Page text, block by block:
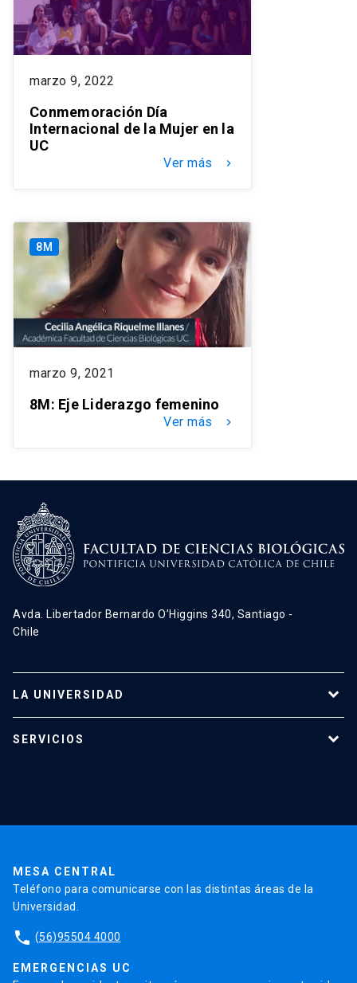
marzo 9, 2022
Conmemoración Día
Internacional de la Mujer en la
UC
Ver más keyboard_arrow_right
8M
marzo 9, 2021
8M: Eje Liderazgo femenino
Ver más keyboard_arrow_right
Avda. Libertador Bernardo O’Higgins 340, Santiago -
Chile
LA UNIVERSIDAD
Investigación
SERVICIOS
MESA CENTRAL
Teléfono para comunicarse con las distintas áreas de la
Universidad.
phone (56)95504 4000
EMERGENCIAS UC